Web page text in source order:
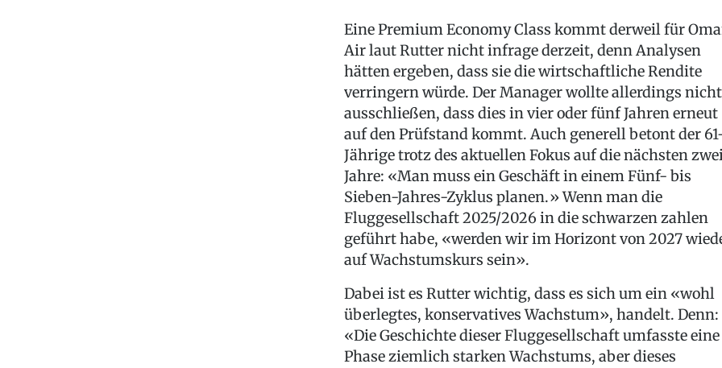
Eine Premium Economy Class kommt derweil für
Air laut Rutter nicht infrage derzeit, denn Analysen
hätten ergeben, dass sie die wirtschaftliche Rendite
verringern würde. Der Manager wollte allerdings nicht
ausschließen, dass dies in vier oder fünf Jahren erneut
auf den Prüfstand kommt. Auch generell betont der
Jährige trotz des aktuellen Fokus auf die nächsten
Jahre: «Man muss ein Geschäft in einem Fünf- bis
Sieben-Jahres-Zyklus planen.» Wenn man die
Fluggesellschaft 2025/2026 in die schwarzen zahlen
geführt habe, «werden wir im Horizont von 2027
auf Wachstumskurs sein».
Dabei ist es Rutter wichtig, dass es sich um ein «wohl
überlegtes, konservatives Wachstum», handelt. Denn:
«Die Geschichte dieser Fluggesellschaft umfasste eine
Phase ziemlich starken Wachstums, aber dieses